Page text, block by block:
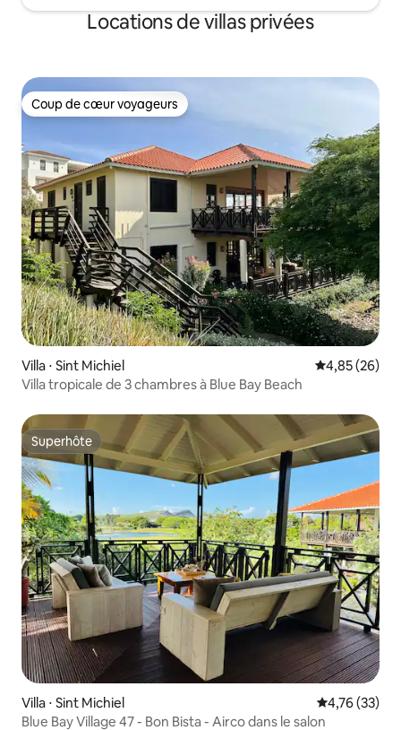
Locations de villas privées
Coup de cœur voyageurs
Coup de cœur voyageurs
Villa ⋅ Sint Michiel Évaluation
4,85 (26)
Villa tropicale de 3 chambres à Blue Bay Beach
Superhôte
Superhôte
Villa ⋅ Sint Michiel Évaluation
4,76 (33)
Blue Bay Village 47 - Bon Bista - Airco dans le salon